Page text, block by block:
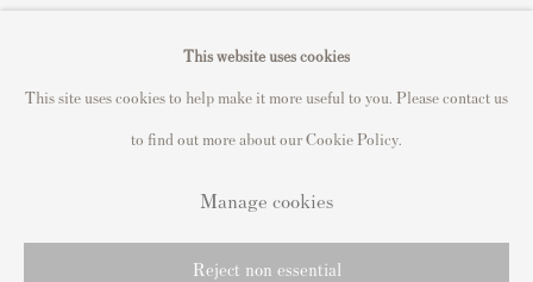
Manage cookies
This website uses cookies
This site uses cookies to help make it more useful to you. Please contact us
to find out more about our Cookie Policy.
Manage cookies
Reject non essential